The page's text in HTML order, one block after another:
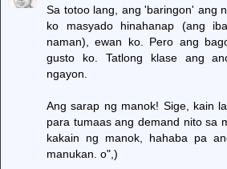
Sa totoo lang, ang 'baringon' ang
ko masyado hinahanap (ang
naman), ewan ko. Pero ang
gusto ko. Tatlong klase ang
ngayon.
Ang sarap ng manok! Sige, kain
para tumaas ang demand nito sa
kakain ng manok, hahaba pa
manukan. o",)